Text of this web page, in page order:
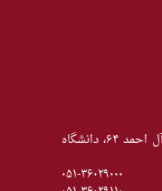
مشهد، بلوار جلال آل احمد، جلال آل احمد ۶۴، دانشگاه
۰۵۱-۳۶۰۲۹۰۰۰